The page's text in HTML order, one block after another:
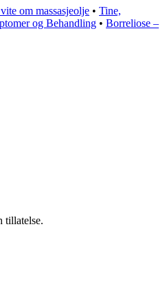
om massasjeolje • Tine,
og Behandling • Borreliose –
tillatelse.